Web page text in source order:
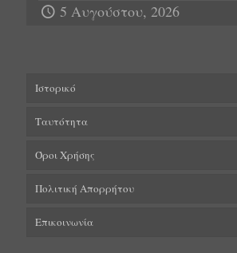
5 Αυγούστου, 2026
Ιστορικό
Ταυτότητα
Όροι Χρήσης
Πολιτική Απορρήτου
Επικοινωνία